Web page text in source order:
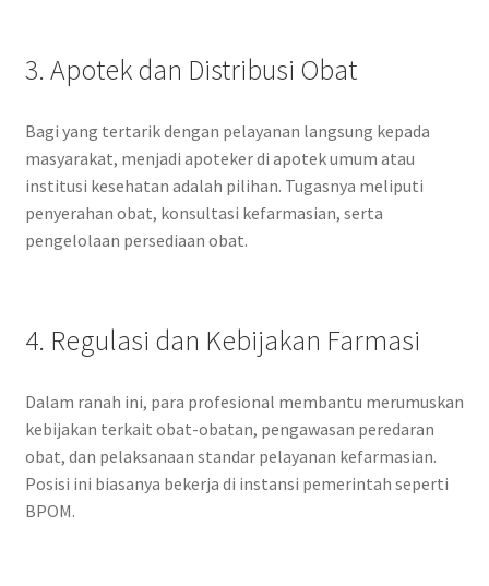
3. Apotek dan Distribusi Obat
Bagi yang tertarik dengan pelayanan langsung kepada
masyarakat, menjadi apoteker di apotek umum atau
institusi kesehatan adalah pilihan. Tugasnya meliputi
penyerahan obat, konsultasi kefarmasian, serta
pengelolaan persediaan obat.
4. Regulasi dan Kebijakan Farmasi
Dalam ranah ini, para profesional membantu merumuskan
kebijakan terkait obat-obatan, pengawasan peredaran
obat, dan pelaksanaan standar pelayanan kefarmasian.
Posisi ini biasanya bekerja di instansi pemerintah seperti
BPOM.